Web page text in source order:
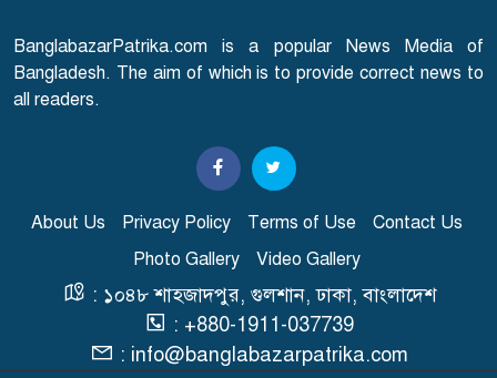
সারাদেশে হামের উপসর্গ নিয়ে
৮
স্বাভাবিক হচ্ছে গ্যাস সরবরাহ
'২০ অগাস্ট রাষ্ট্রপতি নির্বাচন'
BanglabazarPatrika.com is a popular News Media of
Bangladesh. The aim of which is to provide correct news to
all readers.
About Us Privacy Policy Terms of Use
Contact Us
Photo Gallery
Video Gallery
: ১০৪৮ শাহজাদপুর, গুলশান, ঢাকা, বাংলাদেশ
: +880-1911-037739
: info@banglabazarpatrika.com